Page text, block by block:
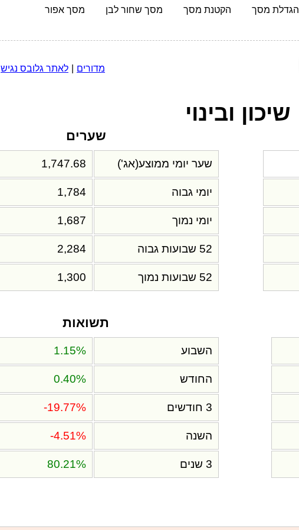
הגדלת מסך הקטנת מסך מסך שחור לבן
מסך אפור
לאתר גלובס נגיש מדורים
שיכון ובינוי
שערים
שער יומי ממוצע(אג') 1,747.68
יומי גבוה 1,784
יומי נמוך 1,687
52 שבועות גבוה 2,284
52 שבועות נמוך 1,300
תשואות
השבוע 1.15%
החודש 0.40%
3 חודשים -19.77%
השנה -4.51%
3 שנים 80.21%